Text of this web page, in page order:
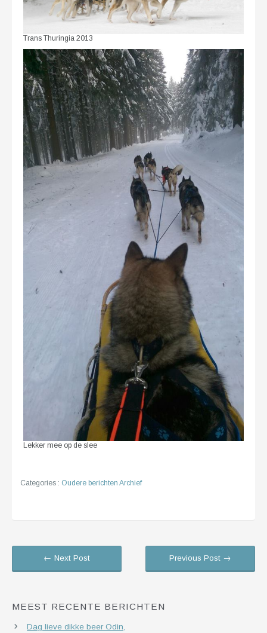
Trans Thuringia 2013
Lekker mee op de slee
Categories : Oudere berichten Archief
← Next Post Previous Post →
MEEST RECENTE BERICHTEN
Dag lieve dikke beer Odin,